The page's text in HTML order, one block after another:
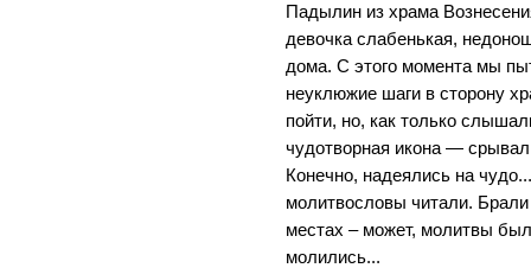
Падылин из храма
девочка слабенькая,
дома. С этого момента мы
неуклюжие шаги в сторону
пойти, но, как только
чудотворная икона —
Конечно, надеялись на
молитвословы читали.
местах – может, молитвы
молились...